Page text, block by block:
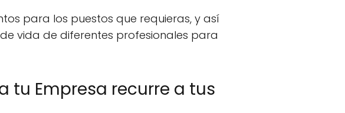
para los puestos que requieras, y así
vida de diferentes profesionales para
tu Empresa recurre a tus